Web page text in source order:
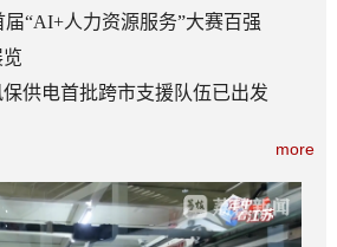
“AI+人力资源服务”大赛百强
供电首批跨市支援队伍已出发
more